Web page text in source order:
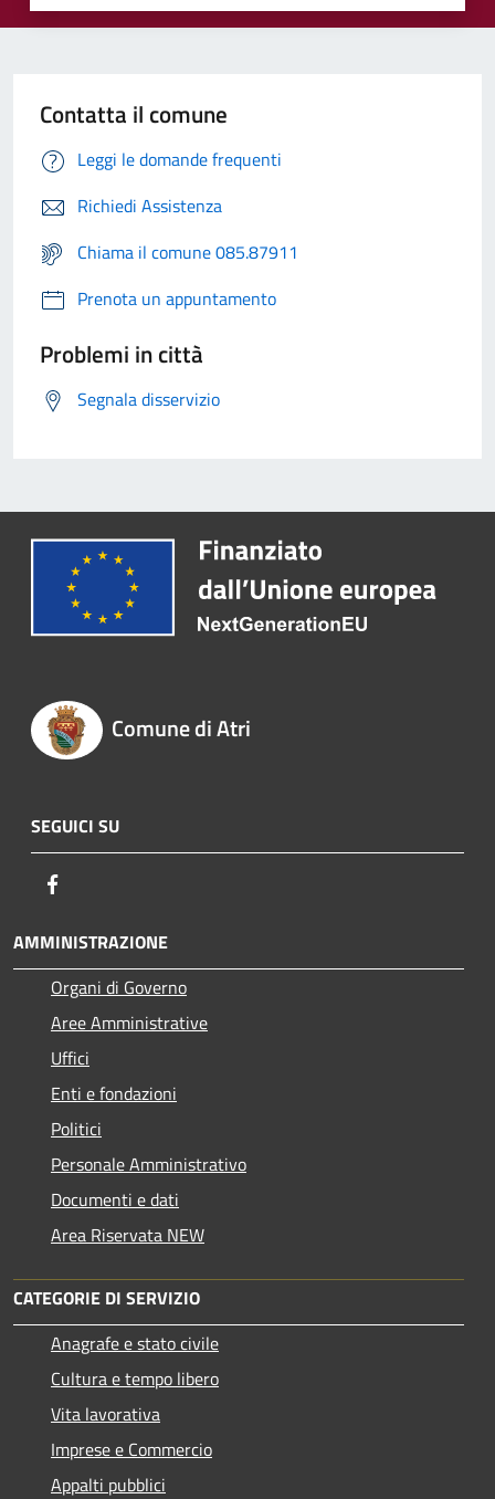
Contatta il comune
Leggi le domande frequenti
Richiedi Assistenza
Chiama il comune 085.87911
Prenota un appuntamento
Problemi in città
Segnala disservizio
Comune di Atri
SEGUICI SU
AMMINISTRAZIONE
Organi di Governo
Aree Amministrative
Uffici
Enti e fondazioni
Politici
Personale Amministrativo
Documenti e dati
Area Riservata NEW
CATEGORIE DI SERVIZIO
Anagrafe e stato civile
Cultura e tempo libero
Vita lavorativa
Imprese e Commercio
Appalti pubblici